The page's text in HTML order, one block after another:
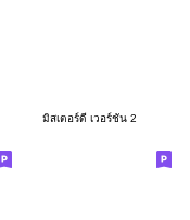
มิสเตอร์ดี เวอร์ชั่น 2